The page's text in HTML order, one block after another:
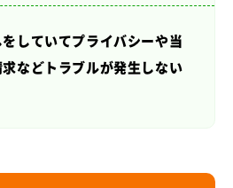
していてプライバシーや当
などトラブルが発生しない